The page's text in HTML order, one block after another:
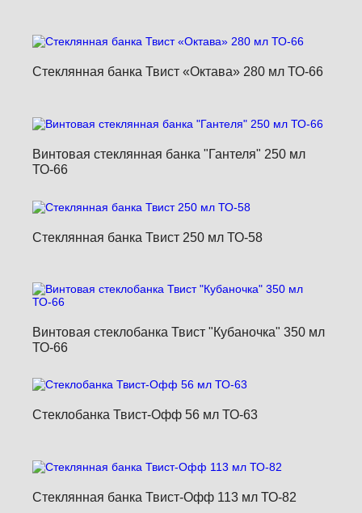
Стеклянная банка Твист «Октава» 280 мл ТО-66
Винтовая стеклянная банка "Гантеля" 250 мл
ТО-66
Стеклянная банка Твист 250 мл ТО-58
Винтовая стеклобанка Твист "Кубаночка" 350 мл
ТО-66
Стеклобанка Твист-Офф 56 мл ТО-63
Стеклянная банка Твист-Офф 113 мл ТО-82